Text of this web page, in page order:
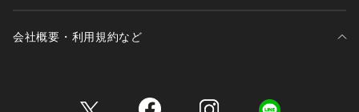
会社概要・利用規約など